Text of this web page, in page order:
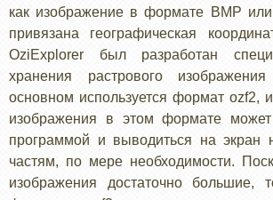
как изображение в формате BMP
привязана географическая
OziExplorer был разработан
хранения растрового
основном используется формат ozf2,
изображения в этом формате может
программой и выводиться на экран
частям, по мере необходимости.
изображения достаточно большие,